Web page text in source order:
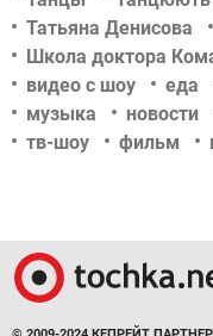
Татьяна Денисова
Школа доктора
видео с шоу
еда
музыка
новости
тв-шоу
фильм